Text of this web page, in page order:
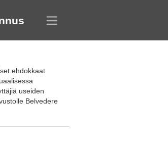
ehdokkaat
useiden
Belvedere